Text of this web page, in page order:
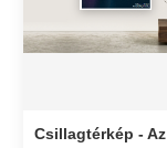
Csillagtérkép - Az